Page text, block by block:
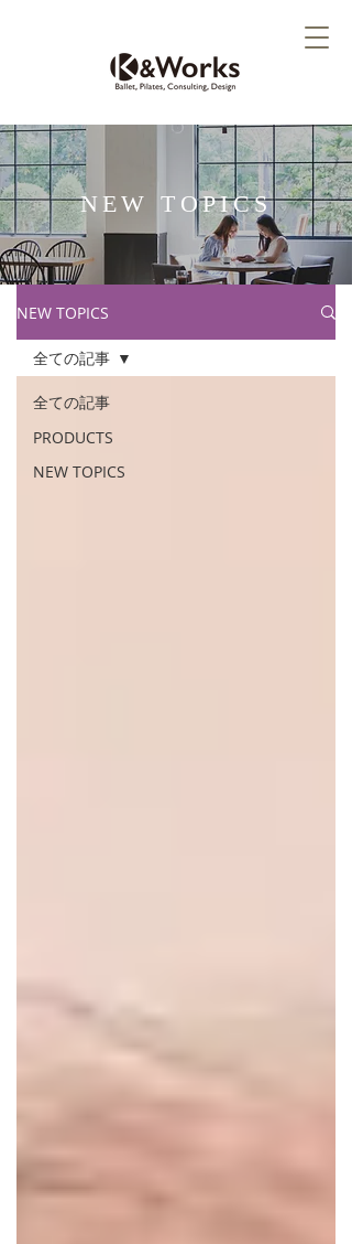
NEW TOPICS
NEW TOPICS
全ての記事
PRODUCTS
NEW TOPICS
全ての記事